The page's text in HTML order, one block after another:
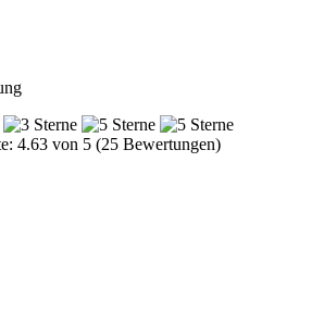
4.63 von 5 (25 Bewertungen)